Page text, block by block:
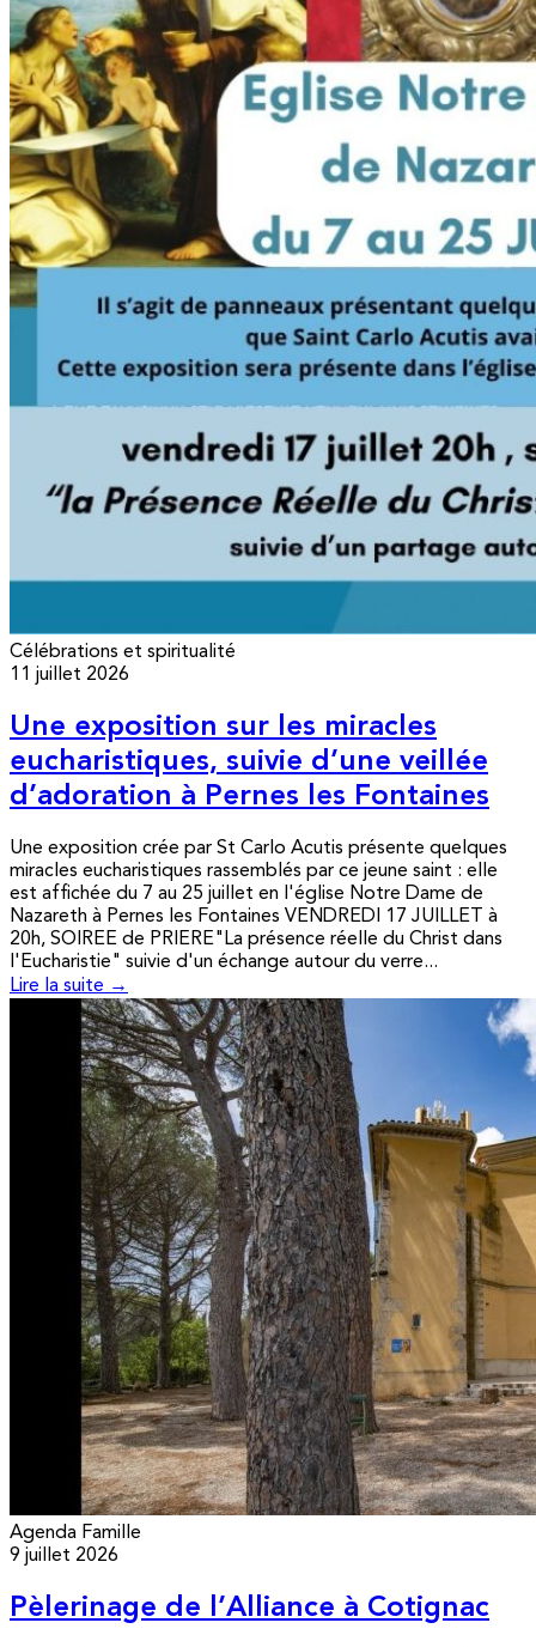
Célébrations et spiritualité
11 juillet 2026
Une exposition sur les miracles
eucharistiques, suivie d’une veillée
d’adoration à Pernes les Fontaines
Une exposition crée par St Carlo Acutis présente quelques
miracles eucharistiques rassemblés par ce jeune saint : elle
est affichée du 7 au 25 juillet en l'église Notre Dame de
Nazareth à Pernes les Fontaines VENDREDI 17 JUILLET à
20h, SOIREE de PRIERE"La présence réelle du Christ dans
l'Eucharistie" suivie d'un échange autour du verre...
Lire la suite →
Agenda Famille
9 juillet 2026
Pèlerinage de l’Alliance à Cotignac